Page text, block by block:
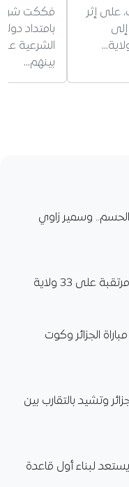
على إثر
فككت
بامتداد
بينهم…
وسمير زاوي
على 33 ولاية
الجزائر وكوت
وتشيد بالتقارب بين
لبناء أول قاعدة